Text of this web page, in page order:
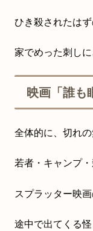
ひき殺されたは
家でめった刺し
映画「誰も
全体的に、切れの
若者・キャンプ
スプラッター映
途中で出てくる